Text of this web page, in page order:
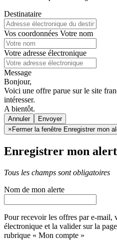
Destinataire
Vos coordonnées Votre nom
Votre adresse électronique
Message
Bonjour,
Voici une offre parue sur le site
intéresser.
A bientôt.
Annuler
× Fermer la fenêtre Enregistrer mon
Enregistrer mon
Tous les champs sont obligatoires
Nom de mon alerte
Pour recevoir les offres par e-mail,
électronique et la valider sur la
rubrique « Mon compte »